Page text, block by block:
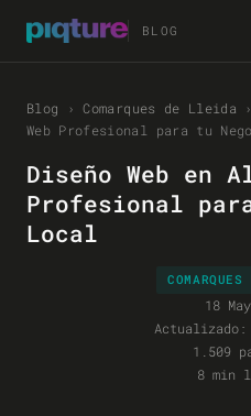
BLOG
Blog ›Comarques de Lleida
Web Profesional para tu
Diseño Web en
Profesional
Local
18
Actualizado:
1.509
8 min